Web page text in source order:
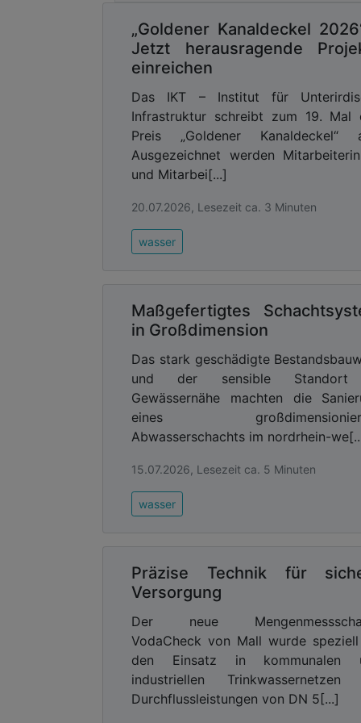
Schachtabdeckungen aus
Umfangreich auf Dichtigkeit getestet
die FibreIndustrial-Abdeckungen von
Advertising
Abonnieren Sie unseren
Ausgabe
Umfangreiche Tests zur
Da sich Regenereignisse häufen,
Kanalisation oder Technikschächte
nach Material – unterschiedliche
Guss-Abdeckungen der Ringspalt
fünf Stunden darf an der
Verbundabdeckungen hingegen ist
konzipiert. Die Dichtigkeit der KHK-
nachgewiesen. Zunächst wird eine
EN-124 genormter Prüfstempel be-
Geschwindigkeit zwischen 0,5 und
weisen dabei keine Undichtigkeit
Druckdichtigkeit der GFK-
das Eindringen von Wasser
Wasserbehälter mit einer Tiefe
während des gesamten
Oberflächenwasser ist für die
darunter liegende Infrastruktur und
Beständig gegen Hitze
Der Klimawandel führt –
Temperaturschwankungen und
sich auf und Hitzeinseln entstehen
„Goldener Kanaldeckel
Jetzt herausragende
einreichen
Das IKT – Institut für
Infrastruktur schreibt zum 19. Mal
Preis „Goldener Kanaldeckel“
Ausgezeichnet werden
und Mitarbei[...]
20.07.2026, Lesezeit ca. 3 Minuten
wasser
Maßgefertigtes
in Großdimension
Das stark geschädigte
und der sensible
Gewässernähe machten die
eines
Abwasserschachts im nordrhein-
15.07.2026, Lesezeit ca. 5 Minuten
wasser
Präzise Technik für
Versorgung
Der neue
VodaCheck von Mall wurde
den Einsatz in kommunalen
industriellen Trinkwassernetzen
Durchflussleistungen von DN 5[...]